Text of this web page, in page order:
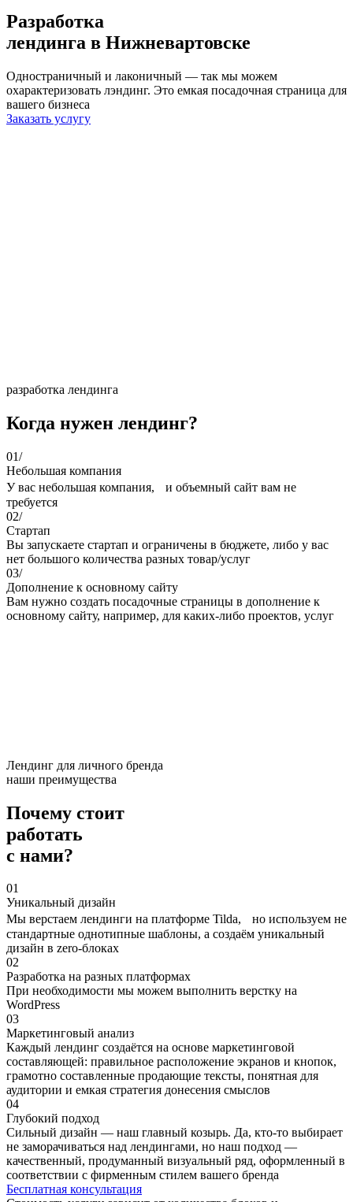
Разработка
лендинга в Нижневартовске
Одностраничный и лаконичный — так мы можем
охарактеризовать лэндинг. Это емкая посадочная страница для
вашего бизнеса
Заказать услугу
разработка лендинга
Когда нужен лендинг?
01/
Небольшая компания
У вас небольшая компания, и объемный сайт вам не
требуется
02/
Стартап
Вы запускаете стартап и ограничены в бюджете, либо у вас
нет большого количества разных товар/услуг
03/
Дополнение к основному сайту
Вам нужно создать посадочные страницы в дополнение к
основному сайту, например, для каких-либо проектов, услуг
Лендинг для личного бренда
наши преимущества
Почему стоит
работать
с нами?
01
Уникальный дизайн
Мы верстаем лендинги на платформе Tilda, но используем не
стандартные однотипные шаблоны, а создаём уникальный
дизайн в zero-блоках
02
Разработка на разных платформах
При необходимости мы можем выполнить верстку на
WordPress
03
Маркетинговый анализ
Каждый лендинг создаётся на основе маркетинговой
составляющей: правильное расположение экранов и кнопок,
грамотно составленные продающие тексты, понятная для
аудитории и емкая стратегия донесения смыслов
04
Глубокий подход
Сильный дизайн — наш главный козырь. Да, кто-то выбирает
не заморачиваться над лендингами, но наш подход —
качественный, продуманный визуальный ряд, оформленный в
соответствии с фирменным стилем вашего бренда
Бесплатная консультация